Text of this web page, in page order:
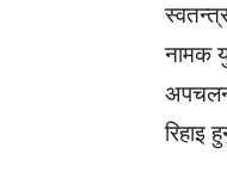
नामक
रिहाइ